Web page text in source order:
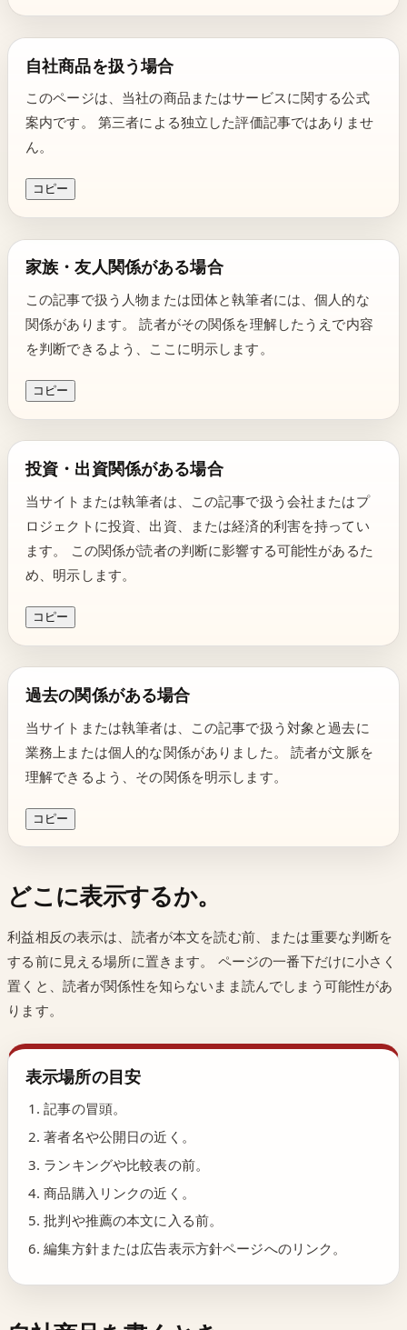
自社商品を扱う場合
このページは、当社の商品またはサービスに関する公式
案内です。 第三者による独立した評価記事ではありませ
ん。
コピー
家族・友人関係がある場合
この記事で扱う人物または団体と執筆者には、個人的な
関係があります。 読者がその関係を理解したうえで内容
を判断できるよう、ここに明示します。
コピー
投資・出資関係がある場合
当サイトまたは執筆者は、この記事で扱う会社またはプ
ロジェクトに投資、出資、または経済的利害を持ってい
ます。 この関係が読者の判断に影響する可能性があるた
め、明示します。
コピー
過去の関係がある場合
当サイトまたは執筆者は、この記事で扱う対象と過去に
業務上または個人的な関係がありました。 読者が文脈を
理解できるよう、その関係を明示します。
コピー
どこに表示するか。
利益相反の表示は、読者が本文を読む前、または重要な判断を
する前に見える場所に置きます。 ページの一番下だけに小さく
置くと、読者が関係性を知らないまま読んでしまう可能性があ
ります。
表示場所の目安
記事の冒頭。
著者名や公開日の近く。
ランキングや比較表の前。
商品購入リンクの近く。
批判や推薦の本文に入る前。
編集方針または広告表示方針ページへのリンク。